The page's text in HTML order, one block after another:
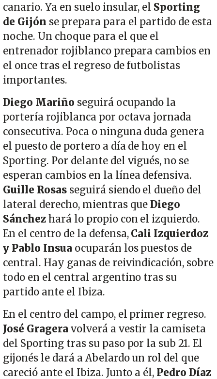
canario. Ya en suelo insular, el Sporting
de Gijón se prepara para el partido de esta
noche. Un choque para el que el
entrenador rojiblanco prepara cambios en
el once tras el regreso de futbolistas
importantes.
Diego Mariño seguirá ocupando la
portería rojiblanca por octava jornada
consecutiva. Poca o ninguna duda genera
el puesto de portero a día de hoy en el
Sporting. Por delante del vigués, no se
esperan cambios en la línea defensiva.
Guille Rosas seguirá siendo el dueño del
lateral derecho, mientras queDiego
Sánchezhará lo propio con el izquierdo.
En el centro de la defensa,Cali Izquierdoz
y Pablo Insua ocuparán los puestos de
central. Hay ganas de reivindicación, sobre
todo en el central argentino tras su
partido ante el Ibiza.
En el centro del campo, el primer regreso.
José Gragera volverá a vestir la camiseta
del Sporting tras su paso por la sub 21. El
gijonés le dará a Abelardo un rol del que
careció ante el Ibiza. Junto a él, Pedro Díaz